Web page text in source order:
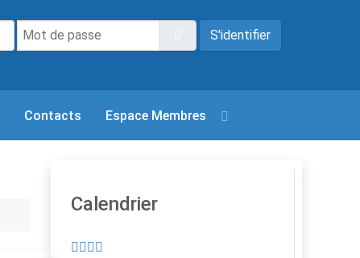
Mot de passe Afficher le mot de passe
S'identifier
Contacts Espace Membres
Calendrier
précédente
précédent
suivante
suivant